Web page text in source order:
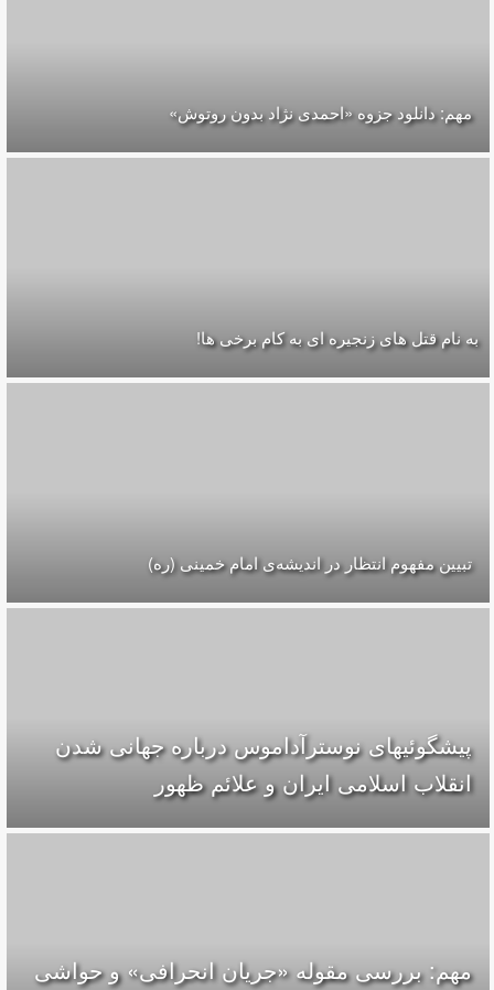
مهم: دانلود جزوه «احمدی نژاد بدون روتوش»
به نام قتل های زنجیره ای به کام برخی ها!
تبیین مفهوم انتظار در اندیشه‌ی امام خمینی (ره)
پیشگوئیهای نوسترآداموس درباره جهانی شدن
انقلاب اسلامی ایران و علائم ظهور
مهم: بررسی مقوله «جریان انحرافی» و حواشی